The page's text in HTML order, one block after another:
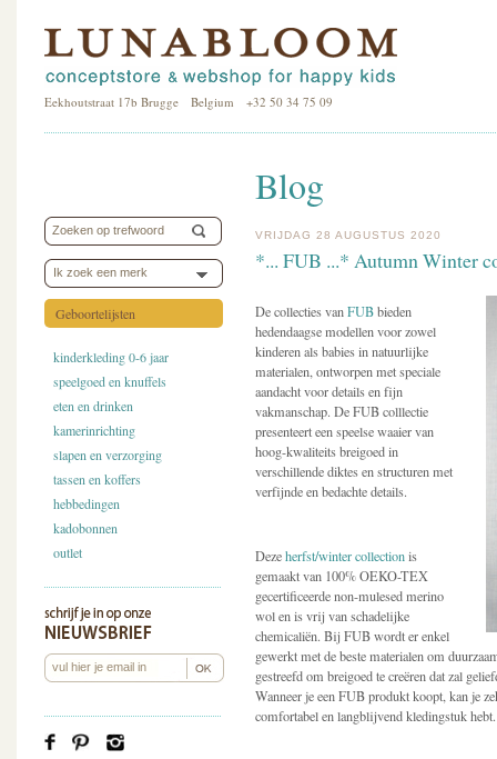
Eekhoutstraat 17b Brugge Belgium +32 50 34 75 09
Ik zoek een merk
Geboortelijsten
kinderkleding 0-6 jaar
speelgoed en knuffels
eten en drinken
kamerinrichting
slapen en verzorging
tassen en koffers
hebbedingen
kadobonnen
outlet
Blog
VRIJDAG 28 AUGUSTUS 2020
*... FUB ...* Autumn Winter
De collecties vanFUBbieden
hedendaagse modellen voor zowel
kinderen als babies in natuurlijke
materialen, ontworpen met speciale
aandacht voor details en fijn
vakmanschap. De FUB colllectie
presenteert een speelse waaier van
hoog-kwaliteits breigoed in
verschillende diktes en structuren met
verfijnde en bedachte details.
Dezeherfst/winter collectionis
gemaakt van 100% OEKO-TEX
gecertificeerde non-mulesed merino
wol en is vrij van schadelijke
chemicaliën. Bij FUB wordt er enkel
gewerkt met de beste materialen om
gestreefd om breigoed te creëren dat zal
Wanneer je een FUB produkt koopt, kan je
comfortabel en langblijvend kledingstuk hebt.